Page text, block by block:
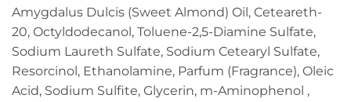
Amygdalus Dulcis (Sweet Almond) Oil, Ceteareth-
20, Octyldodecanol, Toluene-2,5-Diamine Sulfate,
Sodium Laureth Sulfate, Sodium Cetearyl Sulfate,
Resorcinol, Ethanolamine, Parfum (Fragrance), Oleic
Acid, Sodium Sulfite, Glycerin, m-Aminophenol ,